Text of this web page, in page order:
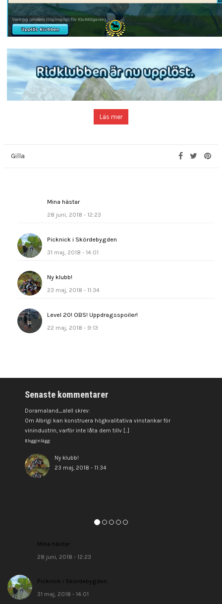
Läs mer
Gilla
Mina hästar
28 juni, 2018 - 12:23
Picknick i Skördebygden
31 maj, 2018 - 14:01
Ny klubb!
23 maj, 2018 - 11:34
Level 20! OBS! Uppdragsspoiler!
22 maj, 2018 - 9:13
Senaste kommentarer
Doramaland_alell skrev:
Om Albrigi kan konstruera högkvalitativa vinstankar för
vinindustrin, varför inte låta dem tillv [...]
Blogginlägg:
Ny klubb!
23 maj, 2018 - 11:34
Mina hästar
28 juni, 2018 - 12:23
Picknick i Skördebygden
31 maj, 2018 - 14:01